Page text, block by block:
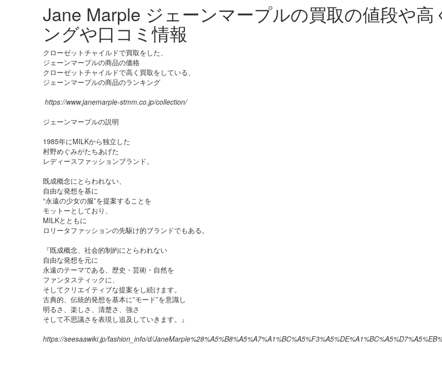
Jane Marple ジェーンマープルの買取の値段や
ングや口コミ情報
クローゼットチャイルドで買取をした、
ジェーンマープルの商品の価格
クローゼットチャイルドで高く買取をしている、
ジェーンマープルの商品のランキング
https://www.janemarple-stmm.co.jp/collection/
ジェーンマープルの説明
1985年にMILKから独立した
村野めぐみがたちあげた
レディースファッションブランド。
既成概念にとらわれない、
自由な発想を基に
“永遠の少女の服”を提案することを
モットーとしており、
MILKとともに
ロリータファッションの先駆け的ブランドでもある。
『既成概念、社会的制約にとらわれない
自由な発想を元に
永遠のテーマである、歴史・芸術・自然を
ファンタスティックに、
そしてクリエイティブな提案をし続けます。
古典的、伝統的発想を基本に”モード”を意識し
明るさ、楽しさ、清楚さ、強さ
そして不思議さを表現し追及していきます。』
https://seesaawiki.jp/fashion_info/d/